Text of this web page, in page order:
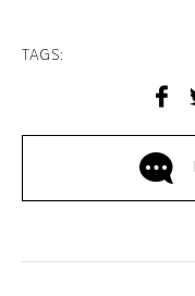
TAGS: